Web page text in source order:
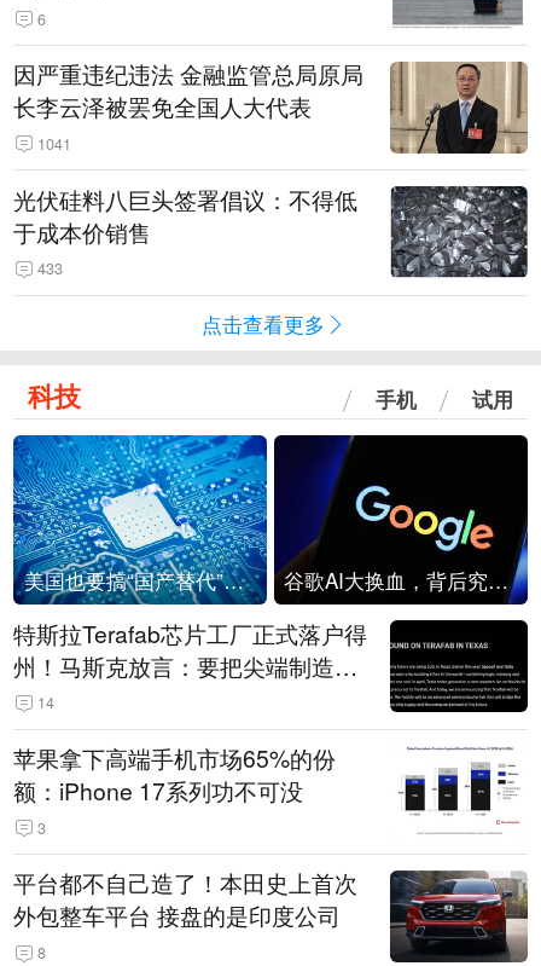
6
因严重违纪违法 金融监管总局原局
长李云泽被罢免全国人大代表
1041
光伏硅料八巨头签署倡议：不得低
于成本价销售
433
点击查看更多
科技 手机 试用
美国也要搞“国产替代”？先算清三笔账 谷歌AI大换血，背后究竟发生了什么？
特斯拉Terafab芯片工厂正式落户得
州！马斯克放言：要把尖端制造带
回美国
14
苹果拿下高端手机市场65%的份
额：iPhone 17系列功不可没
3
平台都不自己造了！本田史上首次
外包整车平台 接盘的是印度公司
8